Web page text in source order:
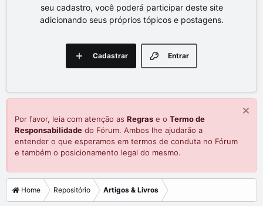
seu cadastro, você poderá participar deste site
adicionando seus próprios tópicos e postagens.
Entrar
Cadastrar
Por favor, leia com atenção as Regras e o Termo de
Responsabilidade do Fórum. Ambos lhe ajudarão a
entender o que esperamos em termos de conduta no Fórum
e também o posicionamento legal do mesmo.
Home Repositório Artigos & Livros